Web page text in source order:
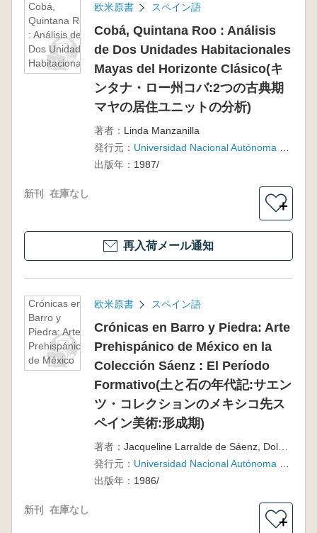
Cobá,
Quintana Roo
: Análisis de
Dos Unidades
Habitacionales
Mayas del
欧米原書 スペイン語
Cobá, Quintana Roo : Análisis
de Dos Unidades Habitacionales
Mayas del Horizonte Clásico(キ
ンタナ・ロー州コバ:2つの古典期
マヤの居住ユニットの分析)
著者： Linda Manzanilla
発行元：
出版年： 1987/
新刊 在庫なし
＋
再入荷メール通知
Crónicas en
Barro y
Piedra: Arte
Prehispánico
de México
en la
キシコ先ス
ペイン美術:
欧米原書 スペイン語
Crónicas en Barro y Piedra: Arte
Prehispánico de México en la
Colección Sáenz : El Período
Formativo(土と石の年代記:サエン
ツ・コレクションのメキシコ先ス
ペイン美術:形成期)
著者：
Jacqueline Larralde de Sáenz, Dolores Dahlhaus
発行元：
出版年： 1986/
新刊 在庫なし
＋